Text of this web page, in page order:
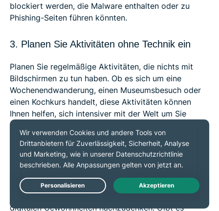
blockiert werden, die Malware enthalten oder zu
Phishing-Seiten führen könnten.
3. Planen Sie Aktivitäten ohne Technik ein
Planen Sie regelmäßige Aktivitäten, die nichts mit
Bildschirmen zu tun haben. Ob es sich um eine
Wochenendwanderung, einen Museumsbesuch oder
einen Kochkurs handelt, diese Aktivitäten können
Ihnen helfen, sich intensiver mit der Welt um Sie
herum zu beschäftigen und die Gewohnheit der
ständigen Vernetzung zu durchbrechen.
4. Reflektieren und bewerten Sie regelmäßig
Nehmen Sie sich jeden Monat Zeit, um über Ihre
digitalen Gewohnheiten nachzudenken. Gibt es